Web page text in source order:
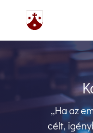
„Ha az
célt,